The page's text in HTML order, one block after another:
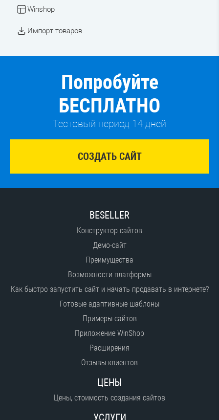
Winshop
Импорт товаров
Попробуйте
БЕСПЛАТНО
Тестовый период 14 дней
СОЗДАТЬ САЙТ
BESELLER
Конструктор сайтов
Демо-сайт
Преимущества
Возможности платформы
Как быстро запустить сайт и начать продавать в интернете?
Готовые адаптивные шаблоны
Примеры сайтов
Приложение WinShop
Расширения
Отзывы клиентов
ЦЕНЫ
Цены, стоимость создания сайтов
УСЛУГИ